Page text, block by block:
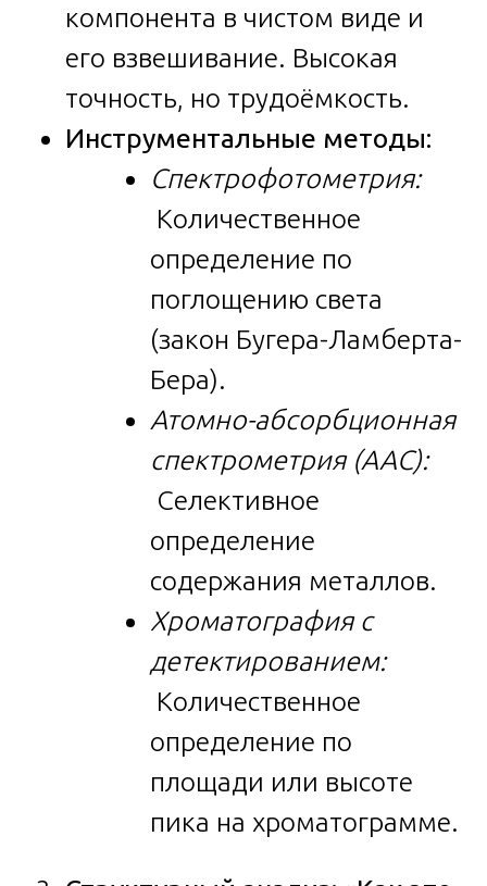
компонента в чистом виде и
его взвешивание. Высокая
точность, но трудоёмкость.
Инструментальные методы:
Спектрофотометрия:
Количественное
определение по
поглощению света
(закон Бугера-Ламберта-
Бера).
Атомно-абсорбционная
спектрометрия (ААС):
Селективное
определение
содержания металлов.
Хроматография с
детектированием:
Количественное
определение по
площади или высоте
пика на хроматограмме.